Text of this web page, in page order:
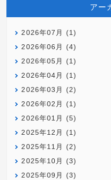
アー
2026年07月 (1)
2026年06月 (4)
2026年05月 (1)
2026年04月 (1)
2026年03月 (2)
2026年02月 (1)
2026年01月 (5)
2025年12月 (1)
2025年11月 (2)
2025年10月 (3)
2025年09月 (3)